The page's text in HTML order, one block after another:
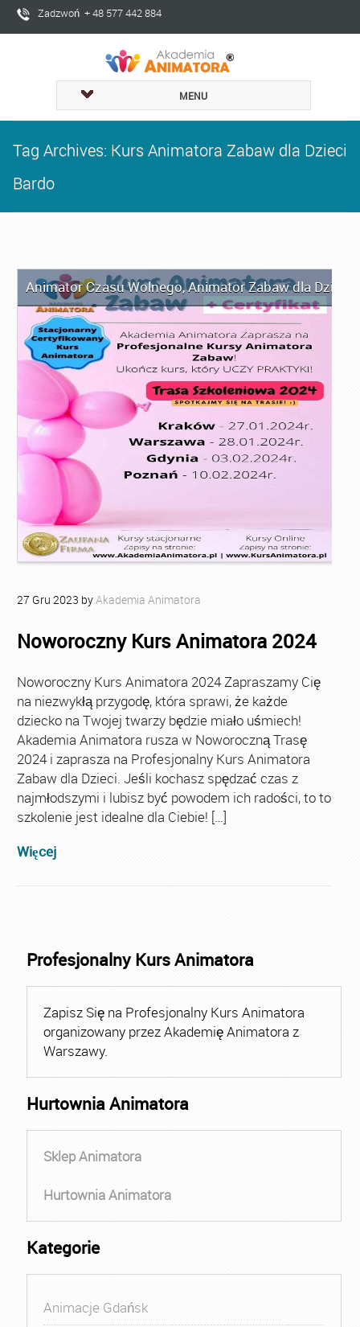
Zadzwoń + 48 577 442 884
MENU
Tag Archives: Kurs Animatora Zabaw dla Dzieci
Bardo
Animator Czasu Wolnego,Animator Zabaw dla Dzieci
27 Gru 2023 byAkademia Animatora
Noworoczny Kurs Animatora 2024
Noworoczny Kurs Animatora 2024 Zapraszamy Cię
na niezwykłą przygodę, która sprawi, że każde
dziecko na Twojej twarzy będzie miało uśmiech!
Akademia Animatora rusza w Noworoczną Trasę
2024 i zaprasza na Profesjonalny Kurs Animatora
Zabaw dla Dzieci. Jeśli kochasz spędzać czas z
najmłodszymi i lubisz być powodem ich radości, to to
szkolenie jest idealne dla Ciebie! […]
Więcej
Profesjonalny Kurs Animatora
Zapisz Się na Profesjonalny Kurs Animatora
organizowany przez Akademię Animatora z
Warszawy.
Hurtownia Animatora
Sklep Animatora
Hurtownia Animatora
Kategorie
Animacje Gdańsk